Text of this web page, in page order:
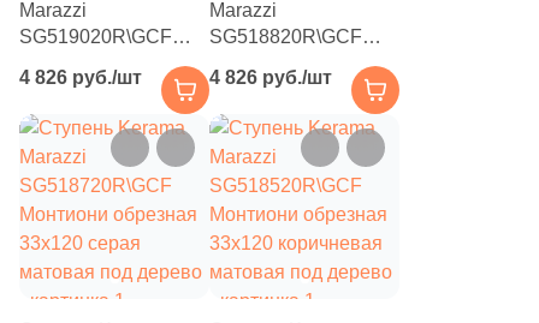
20.5x41.3 (5)
20.5х22.7 (2)
20.2x32.9 (1)
20.4x23.8 (2)
20x120 (1)
20.6x23.7 (3 )
Marazzi
SG519020R\GCF
Монтиони обрезная
33x120 коричневая
светлая матовая под
дерево
4 826 руб./шт
Marazzi
SG518820R\GCF
Монтиони обрезная
33x120 белая
матовая под дерево
4 826 руб./шт